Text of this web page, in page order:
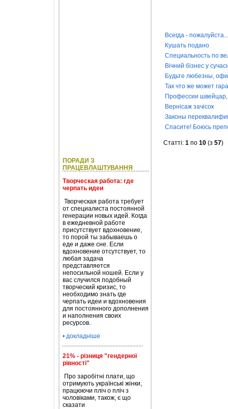
ПОРАДИ З
ПРАЦЕВЛАШТУВАННЯ
Творческая работа: где
черпать идеи
Творческая работа требует
от специалиста постоянной
генерации новых идей. Когда
в ежедневной работе
присутствует вдохновение,
то порой ты забываешь о
еде и даже сне. Если
вдохновение отсутствует, то
любая задача
представляется
непосильной ношей. Если у
вас случился подобный
творческий кризис, то
необходимо знать где
черпать идеи и вдохновения
для постоянного дополнения
и наполнения своих
ресурсов.
• докладніше
21% - різниця "гендерної
рівності"
Про заробітні плати, що
отримують українські жінки,
працюючи пліч о пліч з
чоловіками, також, є що
сказати
Всегда - пожалуйста...
Кушать подано
Специальность по
Вічний бізнес у
Будьте любезны,
Так что же может
Профессии
Вернісаж зачісок
Законы
Спасите! Боюсь
Статті: 1 по 10 (з 57)